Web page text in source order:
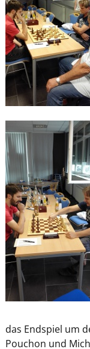
das Endspiel um
Pouchon und